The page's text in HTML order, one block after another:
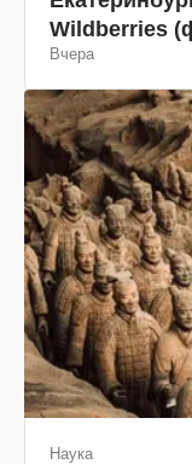
Wildberries
Вчера
Наука